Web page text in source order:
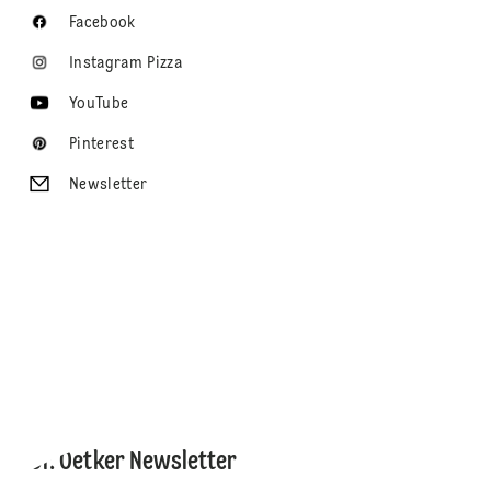
Facebook
Instagram Pizza
YouTube
Pinterest
Newsletter
Dr. Oetker Newsletter